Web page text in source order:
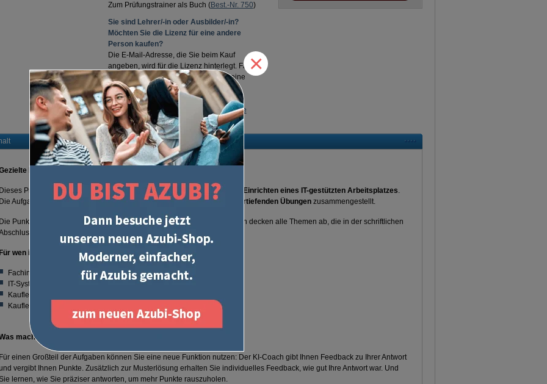
Zum Prüfungstrainer als Buch (Best.-Nr. 750)
Sie sind Lehrer/-in oder Ausbilder/-in?
Möchten Sie die Lizenz für eine andere
Person kaufen?
Die E-Mail-Adresse, die Sie beim Kauf
angeben, wird für die Lizenz hinterlegt. Falls
Sie das nicht möchten oder mehr als eine
Lizenz kaufen wollen, nutzen Sie bitte
folgendeExcel-Dateiund schicken Sie
uns diese per E-Mail an
uform@u-form.de
Prüfungsvorbereitung für Teil 1
Dieses Prüfungstraining enthält über 200 Aufgaben für das Prüfungsfach Einrichten eines IT-gestützten Arbeitsplatzes.
Die Aufgaben wurden zu insgesamt10 Prüfungssimulationensowie 3 Vertiefenden Übungenzusammengestellt.
Die Punkte- und Zeitangabe ist wie bei einer echten Prüfung. Die Aufgaben decken alle Themen ab, die in der schriftlichen
Teil 1 gefragt werden können.
Für wen ist es geeignet?
Fachinformatiker und Fachinformatikerinnen (alle Fachrichtungen)
IT-System-Elektroniker und IT-System-Elektronikerinnen
Kaufleute für IT-System-Management
Kaufleute für Digitalisierungsmanagement
macht der kostenlose KI-Coach?
Für einen Großteil der Aufgaben können Sie eine neue Funktion nutzen: Der KI-Coach gibt Ihnen Feedback zu Ihrer Antwort
vergibt Ihnen Punkte. Zusätzlich zur Musterlösung erhalten Sie individuelles Feedback, wie gut Ihre Antwort war. Und
lernen, wie Sie präziser antworten, um mehr Punkte rauszuholen.
×